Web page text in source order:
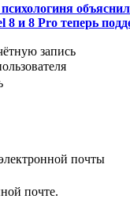
8 и 8 Pro теперь
запись
почты
почте.